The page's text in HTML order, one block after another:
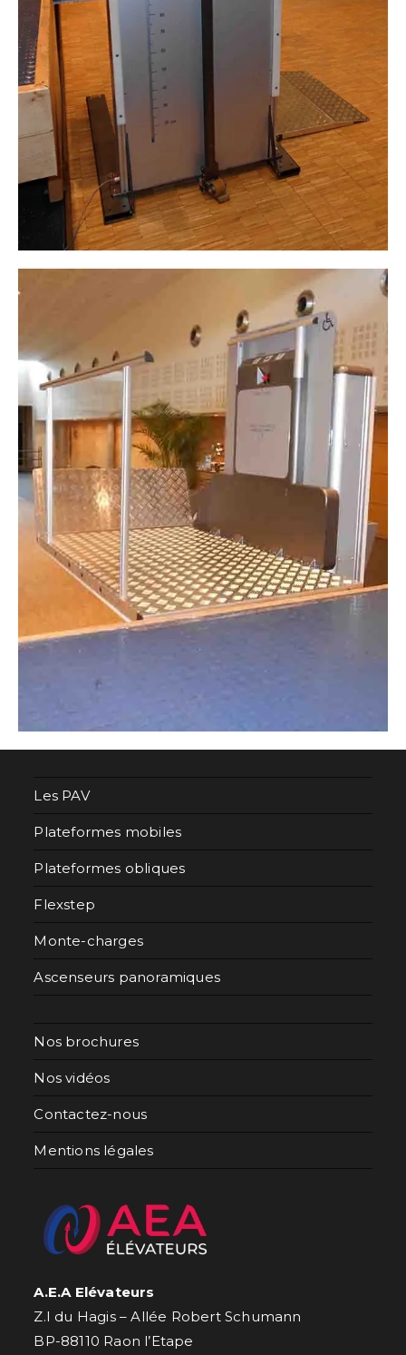
Les PAV
Plateformes mobiles
Plateformes obliques
Flexstep
Monte-charges
Ascenseurs panoramiques
Nos brochures
Nos vidéos
Contactez-nous
Mentions légales
A.E.A Elévateurs
Z.I du Hagis – Allée Robert Schumann
BP-88110 Raon l’Etape